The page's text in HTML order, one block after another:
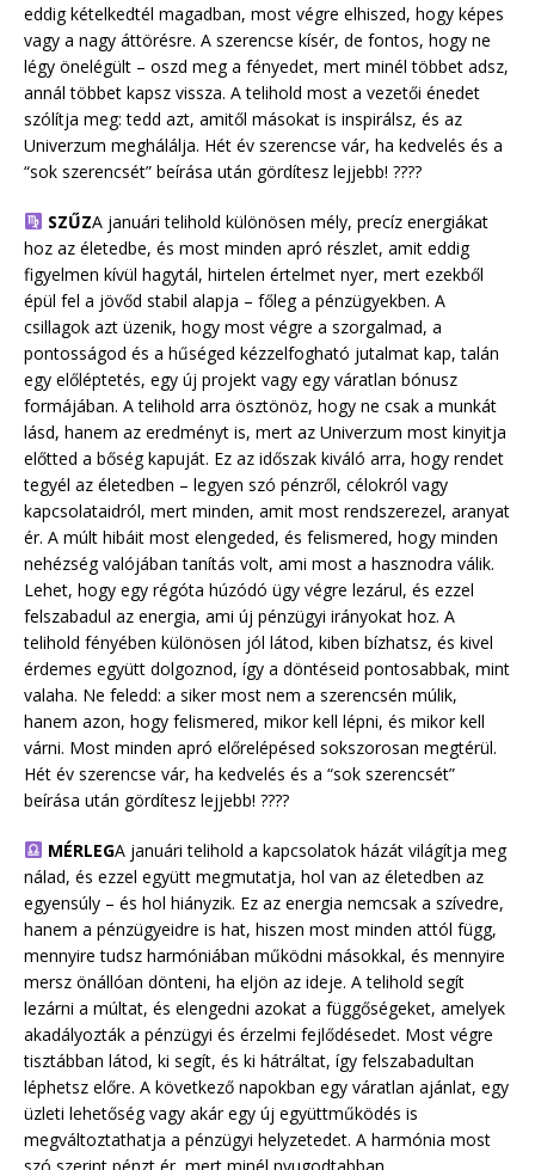
eddig kételkedtél magadban, most végre elhiszed, hogy képes
vagy a nagy áttörésre. A szerencse kísér, de fontos, hogy ne
légy önelégült – oszd meg a fényedet, mert minél többet adsz,
annál többet kapsz vissza. A telihold most a vezetői énedet
szólítja meg: tedd azt, amitől másokat is inspirálsz, és az
Univerzum meghálálja. Hét év szerencse vár, ha kedvelés és a
“sok szerencsét” beírása után gördítesz lejjebb! ????
SZŰZA januári telihold különösen mély, precíz energiákat
hoz az életedbe, és most minden apró részlet, amit eddig
figyelmen kívül hagytál, hirtelen értelmet nyer, mert ezekből
épül fel a jövőd stabil alapja – főleg a pénzügyekben. A
csillagok azt üzenik, hogy most végre a szorgalmad, a
pontosságod és a hűséged kézzelfogható jutalmat kap, talán
egy előléptetés, egy új projekt vagy egy váratlan bónusz
formájában. A telihold arra ösztönöz, hogy ne csak a munkát
lásd, hanem az eredményt is, mert az Univerzum most kinyitja
előtted a bőség kapuját. Ez az időszak kiváló arra, hogy rendet
tegyél az életedben – legyen szó pénzről, célokról vagy
kapcsolataidról, mert minden, amit most rendszerezel, aranyat
ér. A múlt hibáit most elengeded, és felismered, hogy minden
nehézség valójában tanítás volt, ami most a hasznodra válik.
Lehet, hogy egy régóta húzódó ügy végre lezárul, és ezzel
felszabadul az energia, ami új pénzügyi irányokat hoz. A
telihold fényében különösen jól látod, kiben bízhatsz, és kivel
érdemes együtt dolgoznod, így a döntéseid pontosabbak, mint
valaha. Ne feledd: a siker most nem a szerencsén múlik,
hanem azon, hogy felismered, mikor kell lépni, és mikor kell
várni. Most minden apró előrelépésed sokszorosan megtérül.
Hét év szerencse vár, ha kedvelés és a “sok szerencsét”
beírása után gördítesz lejjebb! ????
MÉRLEGA januári telihold a kapcsolatok házát világítja meg
nálad, és ezzel együtt megmutatja, hol van az életedben az
egyensúly – és hol hiányzik. Ez az energia nemcsak a szívedre,
hanem a pénzügyeidre is hat, hiszen most minden attól függ,
mennyire tudsz harmóniában működni másokkal, és mennyire
mersz önállóan dönteni, ha eljön az ideje. A telihold segít
lezárni a múltat, és elengedni azokat a függőségeket, amelyek
akadályozták a pénzügyi és érzelmi fejlődésedet. Most végre
tisztábban látod, ki segít, és ki hátráltat, így felszabadultan
léphetsz előre. A következő napokban egy váratlan ajánlat, egy
üzleti lehetőség vagy akár egy új együttműködés is
megváltoztathatja a pénzügyi helyzetedet. A harmónia most